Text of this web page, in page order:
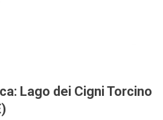
Lago dei Cigni Torcino